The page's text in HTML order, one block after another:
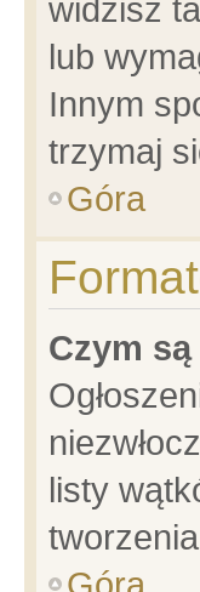
widzisz
lub
Innym
trzymaj
Góra
Czym
listy